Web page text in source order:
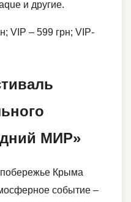
и другие.
VIP – 599 грн; VIP-
МИР»
Крыма
событие –